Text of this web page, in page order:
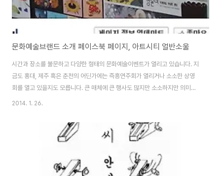
문화예술브랜드 소개 페이스북 페이지, 아트시티 얼반소울
시간과 장소를 불문하고 다양한 형태의 문화예술이벤트가 열리고 있습니다. 지
금도 홍대, 제주 혹은 춘천의 어딘가에는 즉흥연주회가 열리거나 소소한 상영
회를 열고 있을지도 모릅니다. 큰 매체에 큰 행사도 많지만 소소하지만 의미있
는 행사에 대한 관심을 기울일 수 있는 매체도 필요하다고 생각합니다. 서로의
구가 있다면 좋겠습니다. 소소한 이벤트일수록 참여인원에 한계가 있지만, 대
개는 홍보가 잘 되지 않아 아깝게 지나치는 경우도 많이 보아왔습니다. 그 동안
를 소개하도록 하였습니다. '아트시티 얼반소울' 이라는 이름으로 작은 공예품
을 다루는 아트브랜드, 아티스트의 개인전, 끼..
2014. 1. 26.